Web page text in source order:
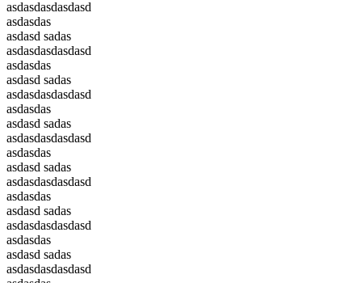
asdasdasdasdasd
asdasdas
asdasd sadas
asdasdasdasdasd
asdasdas
asdasd sadas
asdasdasdasdasd
asdasdas
asdasd sadas
asdasdasdasdasd
asdasdas
asdasd sadas
asdasdasdasdasd
asdasdas
asdasd sadas
asdasdasdasdasd
asdasdas
asdasd sadas
asdasdasdasdasd